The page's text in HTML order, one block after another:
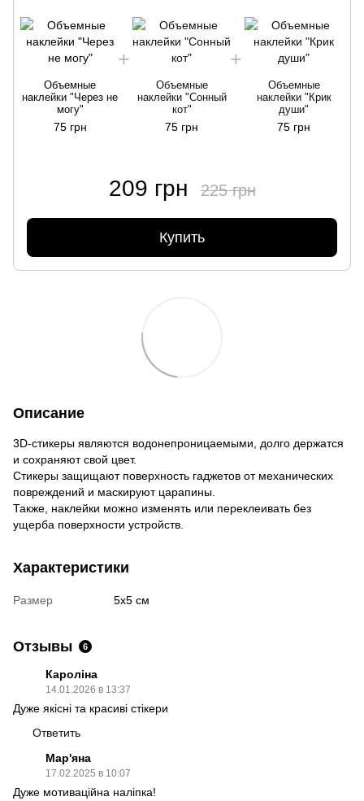
Объемные
наклейки "Через не
могу"
75 грн
Объемные
наклейки "Сонный
кот"
75 грн
Объемные
наклейки "Крик
души"
75 грн
209 грн 225 грн
Купить
Описание
3D-стикеры являются водонепроницаемыми, долго держатся
и сохраняют свой цвет.
Стикеры защищают поверхность гаджетов от механических
повреждений и маскируют царапины.
Также, наклейки можно изменять или переклеивать без
ущерба поверхности устройств.
Характеристики
Размер 5х5 см
Отзывы 6
Кароліна
14.01.2026 в 13:37
Дуже якісні та красиві стікери
Ответить
Мар'яна
17.02.2025 в 10:07
Дуже мотиваційна наліпка!